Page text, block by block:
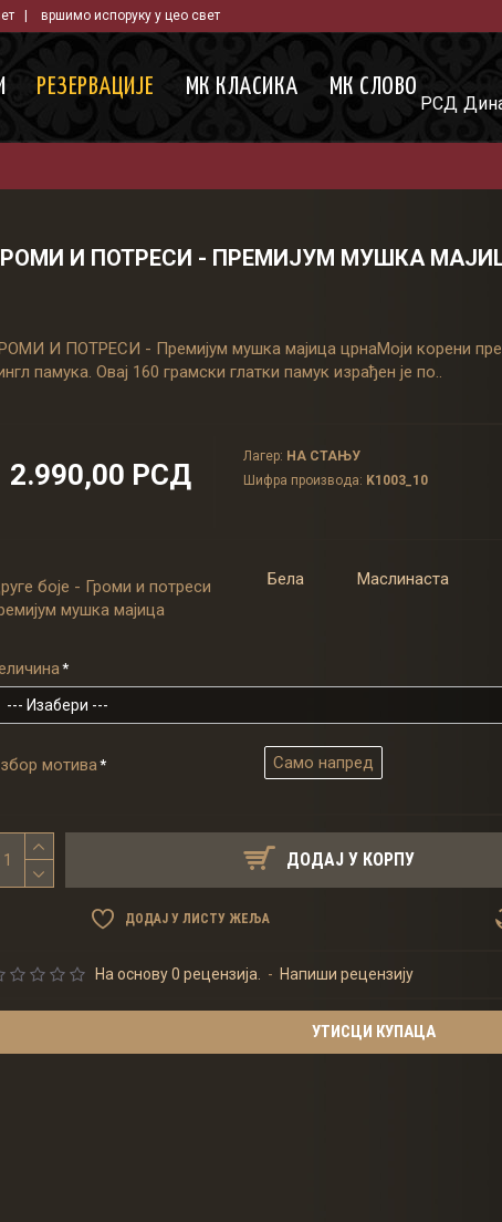
| вршимо испоруку у цео свет
РЕЗЕРВАЦИЈЕ МК КЛАСИКА МК СЛОВО
РСД
И ПОТРЕСИ - ПРЕМИJУМ МУШКА
И ПОТРЕСИ - Премијум мушка мајица црнаМоји корени
памука. Овај 160 грамски глатки памук израђен је по..
На основу 0 рецензија. - Напиши рецензију
2.990,00 РСД
Лагер: НА СТАЊУ
Шифра производа: K1003_10
боје - Громи и потреси
мушка мајица
Бела Маслинаста
мотива Само напред
ДОДАЈ У КОРПУ
ДОДАЈ У ЛИСТУ ЖЕЉА
УТИСЦИ КУПАЦА